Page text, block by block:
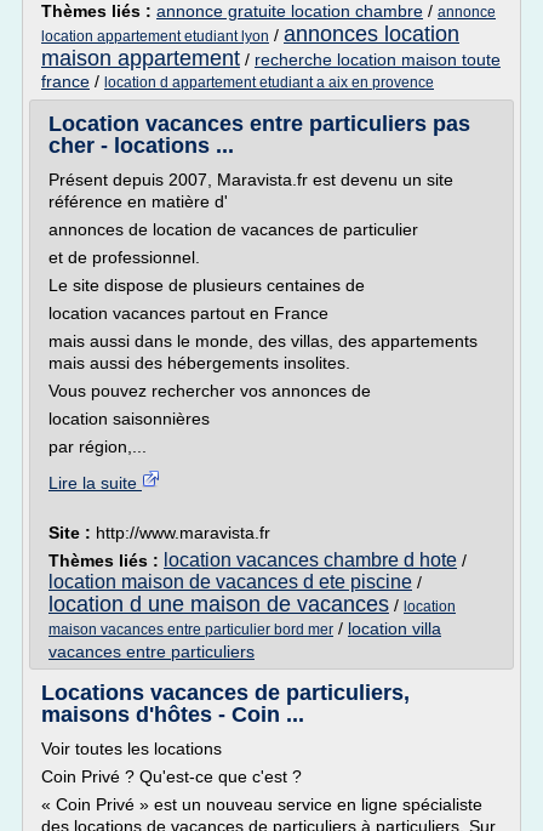
Thèmes liés : annonce gratuite location chambre / annonce
location appartement etudiant lyon / annonces location
maison appartement / recherche location maison toute
france / location d appartement etudiant a aix en provence
Location vacances entre particuliers pas
cher - locations ...
Présent depuis 2007, Maravista.fr est devenu un site
référence en matière d'
annonces de location de vacances de particulier
et de professionnel.
Le site dispose de plusieurs centaines de
location vacances partout en France
mais aussi dans le monde, des villas, des appartements
mais aussi des hébergements insolites.
Vous pouvez rechercher vos annonces de
location saisonnières
par région,...
Lire la suite
Site : http://www.maravista.fr
Thèmes liés : location vacances chambre d hote /
location maison de vacances d ete piscine /
location d une maison de vacances / location
maison vacances entre particulier bord mer / location villa
vacances entre particuliers
Locations vacances de particuliers,
maisons d'hôtes - Coin ...
Voir toutes les locations
Coin Privé ? Qu'est-ce que c'est ?
« Coin Privé » est un nouveau service en ligne spécialiste
des locations de vacances de particuliers à particuliers. Sur